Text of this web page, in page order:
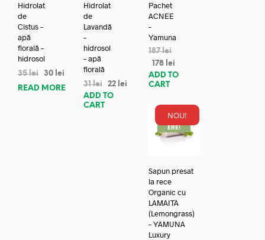
Hidrolat
de
Cistus –
apă
florală –
hidrosol
35lei 30 lei
READ MORE
Hidrolat
de
Lavandă
–
hidrosol
– apă
florală
31lei 22 lei
ADD TO
CART
Pachet
ACNEE
–
Yamuna
187lei
178 lei
ADD TO
CART
NOU!
REDUC
ERE!
Sapun presat
la rece
Organic cu
LAMAITA
(Lemongrass)
– YAMUNA
Luxury